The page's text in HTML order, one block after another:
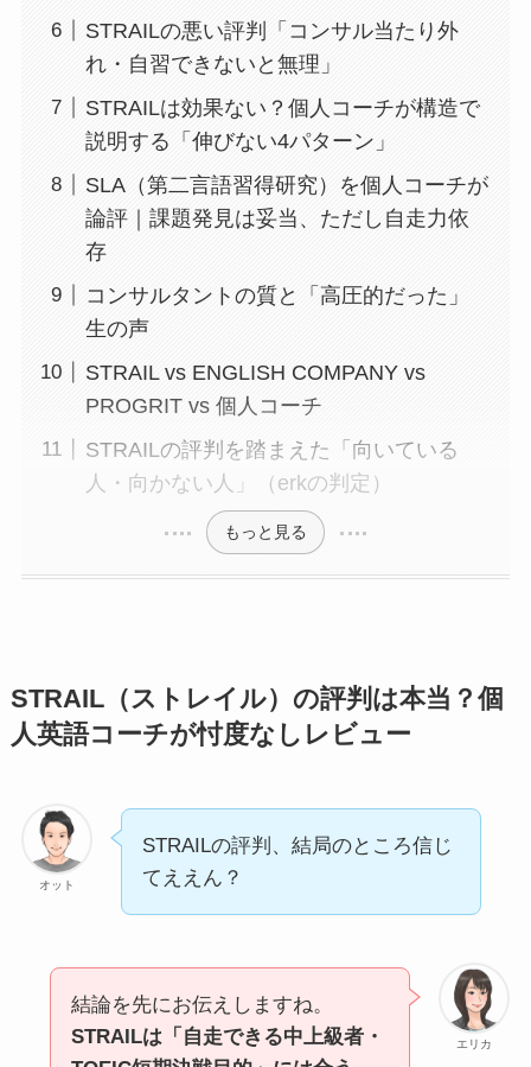
STRAILの悪い評判「コンサル当たり外
れ・自習できないと無理」
STRAILは効果ない？個人コーチが構造で
説明する「伸びない4パターン」
SLA（第二言語習得研究）を個人コーチが
論評｜課題発見は妥当、ただし自走力依
存
コンサルタントの質と「高圧的だった」
生の声
STRAIL vs ENGLISH COMPANY vs
PROGRIT vs 個人コーチ
STRAILの評判を踏まえた「向いている
人・向かない人」（erkの判定）
もっと見る
STRAIL（ストレイル）の評判は本当？個
人英語コーチが忖度なしレビュー
オット
STRAILの評判、結局のところ信じ
てええん？
エリカ
結論を先にお伝えしますね。
STRAILは「自走できる中上級者・